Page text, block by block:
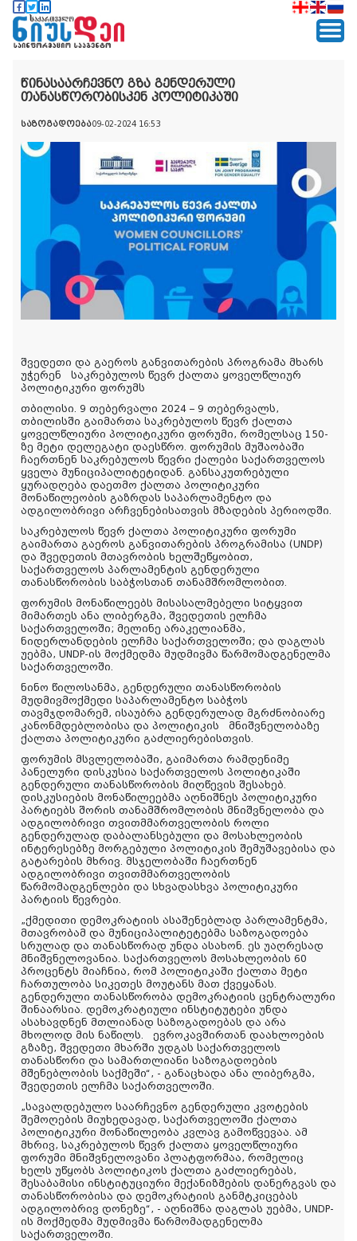
წინასაარჩევნო გზა გენდერული
თანასწორობისკენ პოლიტიკაში
საზოგადოება09-02-2024 16:53
შვედეთი და გაეროს განვითარების პროგრამა მხარს
უჭერენ
საკრებულოს წევრ ქალთა ყოველწლიურ
პოლიტიკური ფორუმს
თბილისი. 9 თებერვალი 2024 – 9 თებერვალს,
თბილისში გაიმართა საკრებულოს წევრ ქალთა
ყოველწლიური პოლიტიკური ფორუმი, რომელსაც 150-
ზე მეტი დელეგატი დაესწრო. ფორუმის მუშაობაში
ჩაერთნენ საკრებულოს წევრი ქალები საქართველოს
ყველა მუნიციპალიტეტიდან. განსაკუთრებული
ყურადღება დაეთმო ქალთა პოლიტიკური
მონაწილეობის გაზრდას საპარლამენტო და
ადგილობრივი არჩვენებისათვის მზადების პერიოდში.
საკრებულოს წევრ ქალთა პოლიტიკური ფორუმი
გაიმართა გაეროს განვითარების პროგრამისა (UNDP)
და შვედეთის მთავრობის ხელშეწყობით,
საქართველოს პარლამენტის გენდერული
თანასწორობის საბჭოსთან თანამშრომლობით.
ფორუმის მონაწილეებს მისასალმებელი სიტყვით
მიმართეს ანა ლიბერგმა, შვედეთის ელჩმა
საქართველოში; მელინე არაკელიანმა,
ნიდერლანდების ელჩმა საქართველოში; და დაგლას
უებმა, UNDP-ის მოქმედმა მუდმივმა წარმომადგენელმა
საქართველოში.
ნინო წილოსანმა, გენდერული თანასწორობის
მუდმივმოქმედი საპარლამენტო საბჭოს
თავმჯდომარემ, ისაუბრა გენდერულად მგრძნობიარე
კანონმდებლობისა და პოლიტიკის
მნიშვნელობაზე
ქალთა პოლიტიკური გაძლიერებისთვის.
ფორუმის მსვლელობაში, გაიმართა რამდენიმე
პანელური დისკუსია საქართველოს პოლიტიკაში
გენდერული თანასწორობის მიღწევის შესახებ.
დისკუსიების მონაწილეებმა აღნიშნეს პოლიტიკური
პარტიებს შორის თანამშრომლობის მნიშვნელობა და
ადგილობრივი თვითმმართველობის როლი
გენდერულად დაბალანსებული და მოსახლეობის
ინტერესებზე მორგებული პოლიტიკის შემუშავებისა და
გატარების მხრივ. მსჯელობაში ჩაერთნენ
ადგილობრივი თვითმმართველობის
წარმომადგენლები და სხვადასხვა პოლიტიკური
პარტიის წევრები.
„ქმედითი დემოკრატიის ასაშენებლად პარლამენტმა,
მთავრობამ და მუნიციპალიტეტებმა საზოგადოება
სრულად და თანასწორად უნდა ასახონ. ეს უაღრესად
მნიშვნელოვანია. საქართველოს მოსახლეობის 60
პროცენტს მიაჩნია, რომ პოლიტიკაში ქალთა მეტი
ჩართულობა სიკეთეს მოუტანს მათ ქვეყანას.
გენდერული თანასწორობა დემოკრატიის ცენტრალური
შინაარსია. დემოკრატიული ინსტიტუტები უნდა
ასახავდნენ მთლიანად საზოგადოებას და არა
მხოლოდ მის ნაწილს.
ევროკავშირთან დაახლოების
გზაზე, შვედეთი მხარში უდგას საქართველოს
თანასწორი და სამართლიანი საზოგადოების
მშენებლობის საქმეში“, - განაცხადა ანა ლიბერგმა,
შვედეთის ელჩმა საქართველოში.
„სავალდებულო საარჩევნო გენდერული კვოტების
შემოღების მიუხედავად, საქართველოში ქალთა
პოლიტიკური მონაწილეობა კვლავ გამოწვევაა. ამ
მხრივ, საკრებულოს წევრ ქალთა ყოველწლიური
ფორუმი მნიშვნელოვანი პლატფორმაა, რომელიც
ხელს უწყობს პოლიტიკოს ქალთა გაძლიერებას,
შესაბამისი ინსტიტუციური მექანიზმების დანერგვას და
თანასწორობისა და დემოკრატიის განმტკიცებას
ადგილობრივ დონეზე“, - აღნიშნა დაგლას უებმა, UNDP-
ის მოქმედმა მუდმივმა წარმომადგენელმა
საქართველოში.